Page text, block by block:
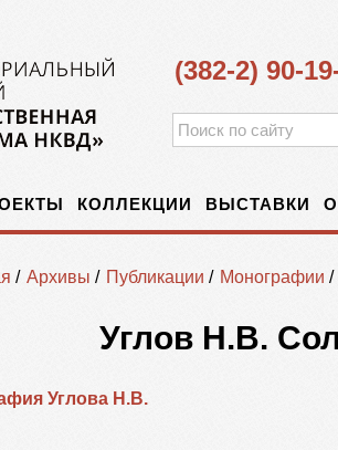
(382-2) 90-
КОЛЛЕКЦИИ ВЫСТАВКИ
/ Архивы / Публикации / Монографии /
Углов Н.В.
Углова Н.В.